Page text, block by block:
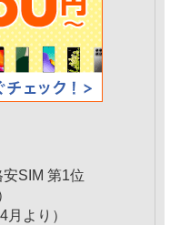
SIM 第1位
より）